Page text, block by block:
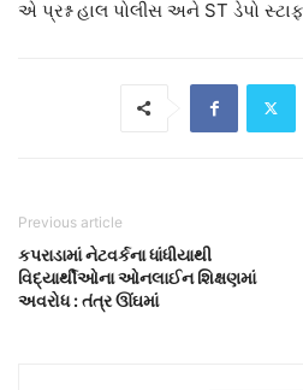
એ પ્રશ્ન હાલ પોલીસ અને ST ડેપો
Previous article
કપરાડામાં નેટવર્કના ધાંધીયાથી
વિદ્યાર્થીઓના ઓનલાઈન શિક્ષણમાં
અવરોધ : તંત્ર ઊંઘમાં